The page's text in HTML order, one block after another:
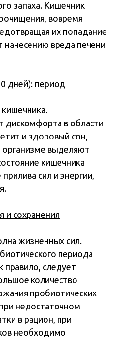
запаха. Кишечник
вовремя
их попадание
нанесению вреда печени
дней): период
дискомфорта в области
и здоровый сон,
организме выделяют
кишечника
сил и энергии,
сохранения
жизненных сил.
периода
правило, следует
количество
пробиотических
недостаточном
в рацион, при
необходимо